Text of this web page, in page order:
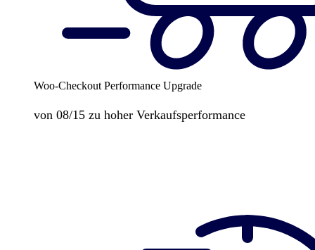
Woo-Checkout Performance Upgrade
von 08/15 zu hoher Verkaufsperformance